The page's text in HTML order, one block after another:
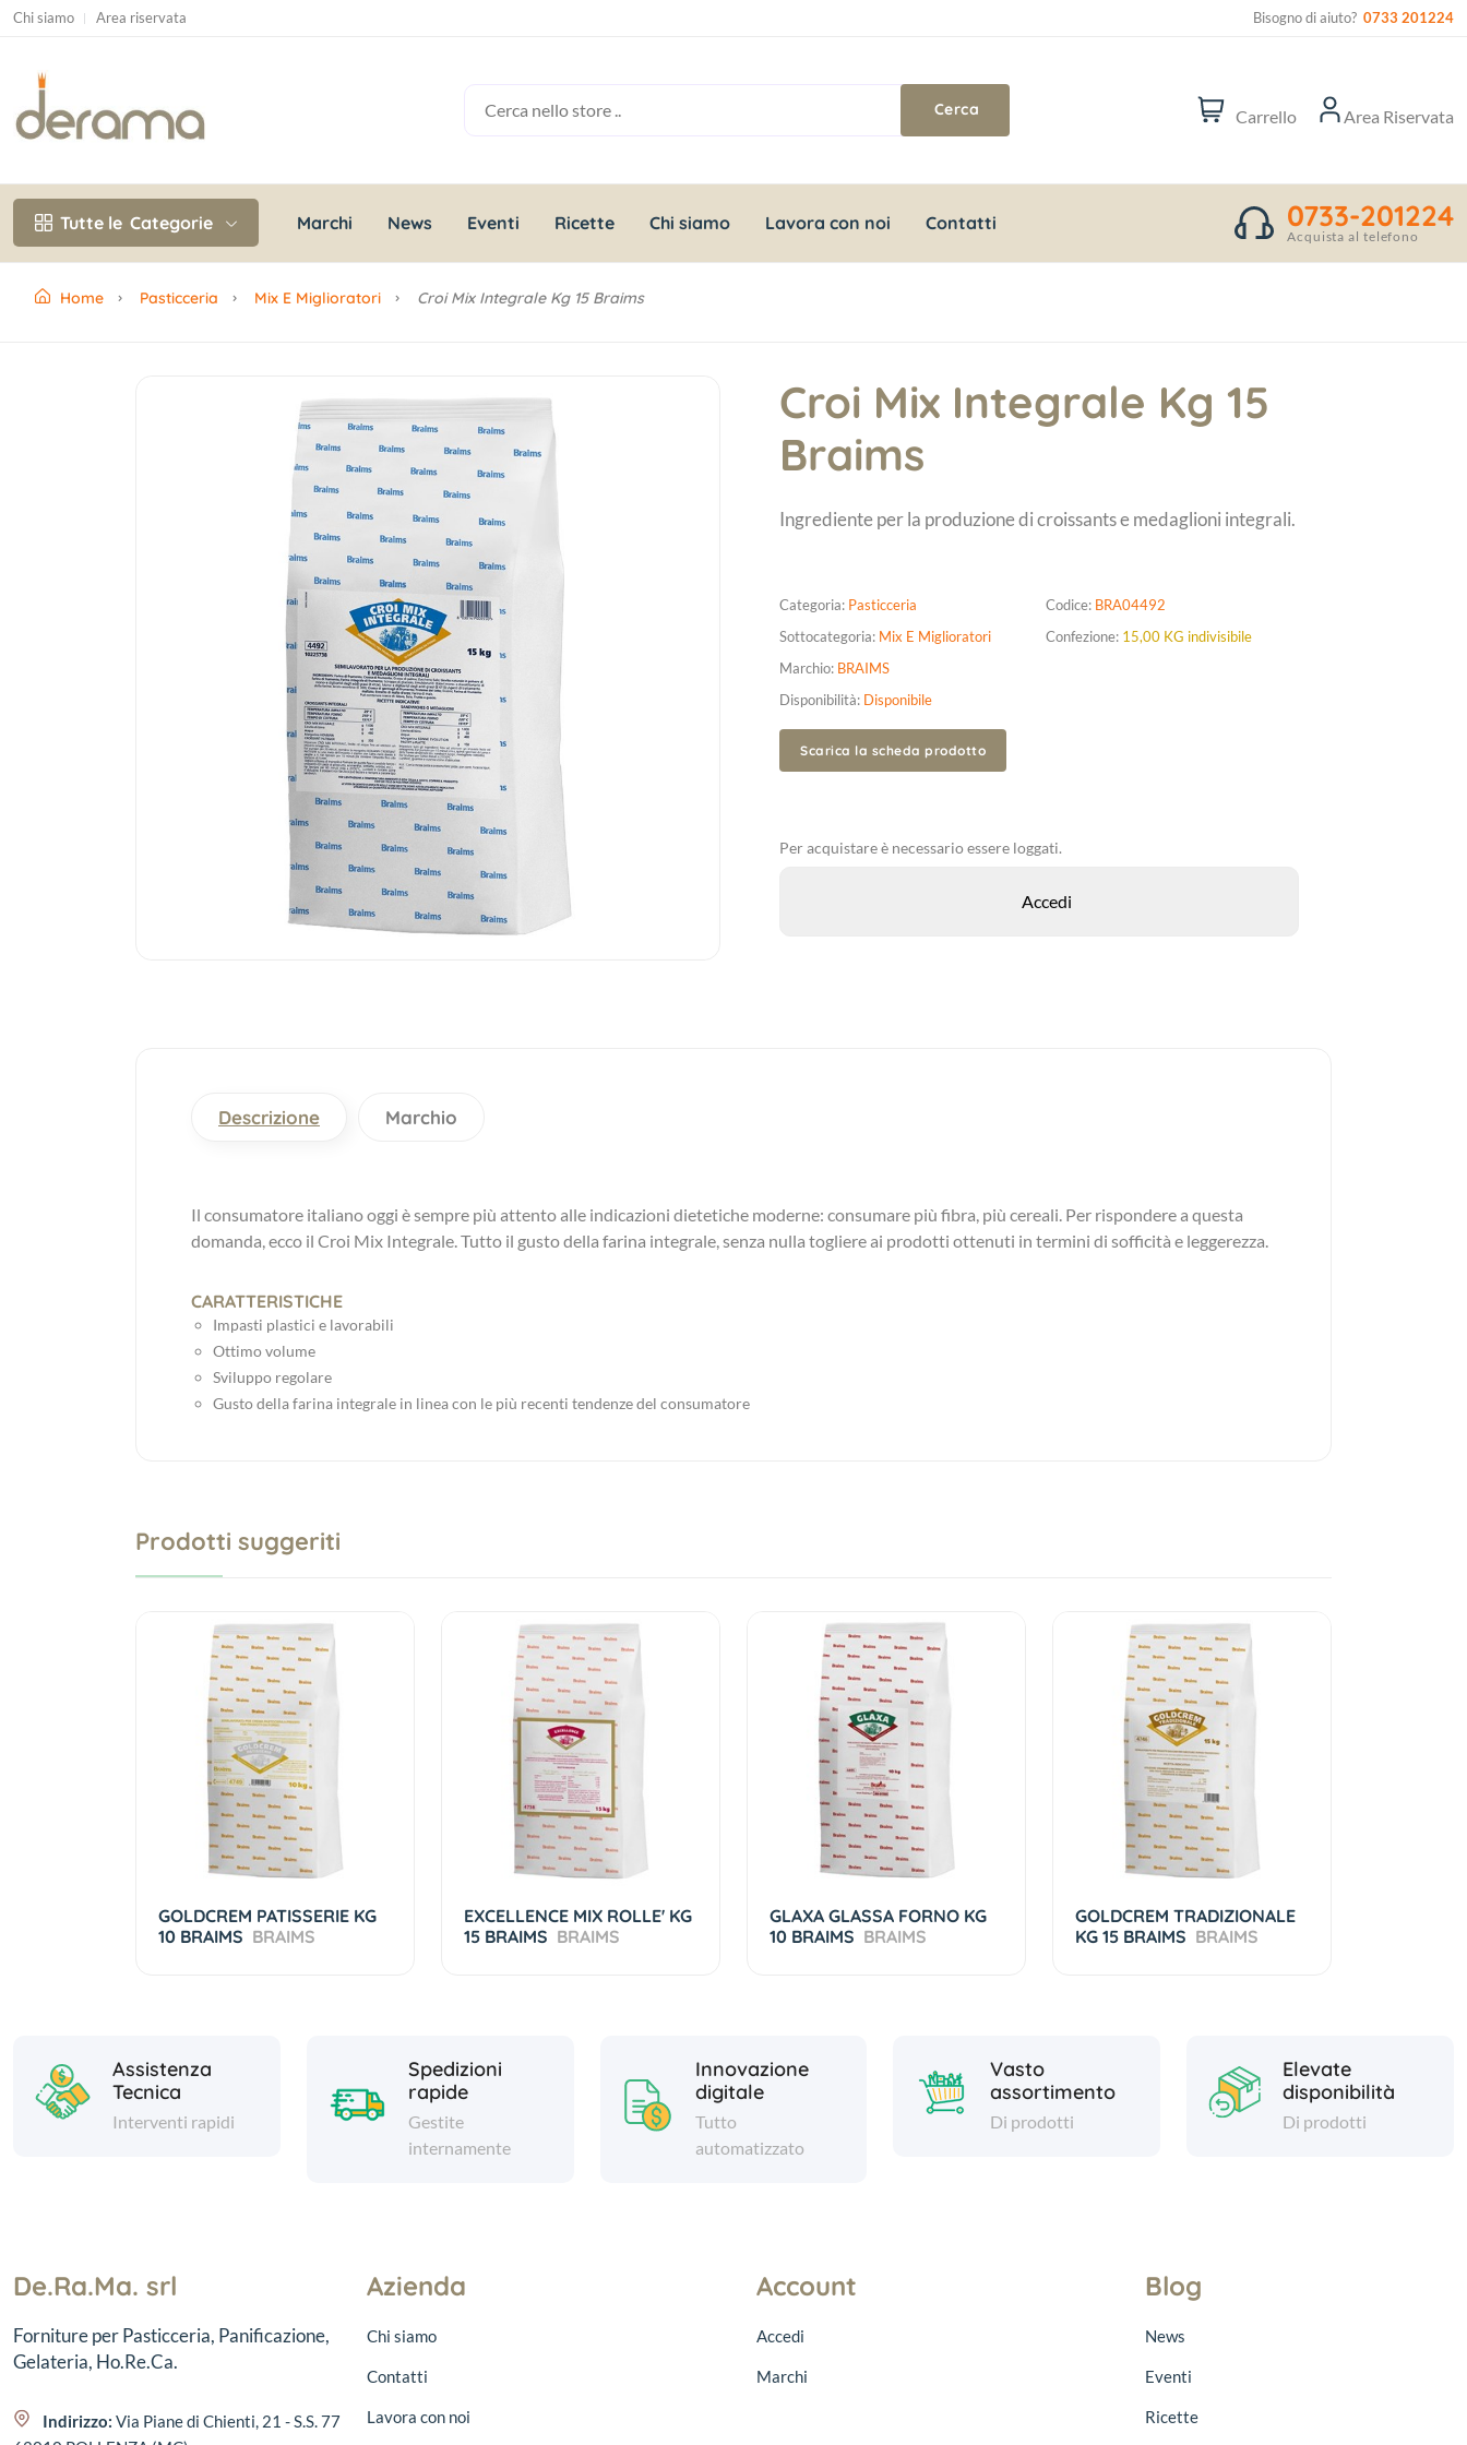
Chi siamo Area riservata Bisogno di aiuto? 0733 201224
Carrello Area Riservata
Tutte le Categorie Marchi News Eventi Ricette Chi siamo Lavora con noi Contatti 0733-201224
Acquista al telefono
Home Pasticceria Mix E Miglioratori Croi Mix Integrale Kg 15 Braims
Croi Mix Integrale Kg 15
Braims
Ingrediente per la produzione di croissants e medaglioni integrali.
Categoria: Pasticceria
Sottocategoria: Mix E Miglioratori
Marchio: BRAIMS
Disponibilità: Disponibile
Codice: BRA04492
Confezione: 15,00 KG indivisibile
Scarica la scheda prodotto
Per acquistare è necessario essere loggati.
Descrizione Marchio
Il consumatore italiano oggi è sempre più attento alle indicazioni dietetiche moderne: consumare più fibra, più cereali. Per rispondere a questa
domanda, ecco il Croi Mix Integrale. Tutto il gusto della farina integrale, senza nulla togliere ai prodotti ottenuti in termini di sofficità e leggerezza.
CARATTERISTICHE
Impasti plastici e lavorabili
Ottimo volume
Sviluppo regolare
Gusto della farina integrale in linea con le più recenti tendenze del consumatore
Prodotti suggeriti
GOLDCREM PATISSERIE KG
10 BRAIMS BRAIMS
EXCELLENCE MIX ROLLE' KG
15 BRAIMS BRAIMS
GLAXA GLASSA FORNO KG
10 BRAIMS BRAIMS
GOLDCREM TRADIZIONALE
KG 15 BRAIMS BRAIMS
Assistenza
Tecnica
Interventi rapidi
Spedizioni
rapide
Gestite
internamente
Innovazione
digitale
Tutto
automatizzato
Vasto
assortimento
Di prodotti
Elevate
disponibilità
Di prodotti
De.Ra.Ma. srl
Forniture per Pasticceria, Panificazione,
Gelateria, Ho.Re.Ca.
Indirizzo: Via Piane di Chienti, 21 - S.S. 77
Azienda
Chi siamo
Contatti
Lavora con noi
Account
Accedi
Marchi
Blog
News
Eventi
Ricette